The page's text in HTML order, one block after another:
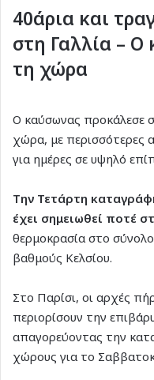
40άρια και
στη Γαλλία – Ο
τη χώρα
Ο καύσωνας προκάλεσε
χώρα, με περισσότερες
για ημέρες σε υψηλό
Την Τετάρτη
έχει σημειωθεί ποτέ
θερμοκρασία στο
βαθμούς Κελσίου.
Στο Παρίσι, οι αρχές
περιορίσουν την
απαγορεύοντας την
χώρους για το